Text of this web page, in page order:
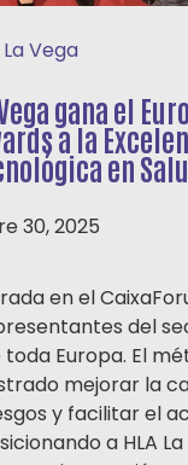
La Vega
gana el
a la
en
30, 2025
en el
del
Europa. El
mejorar la
y facilitar el
a HLA